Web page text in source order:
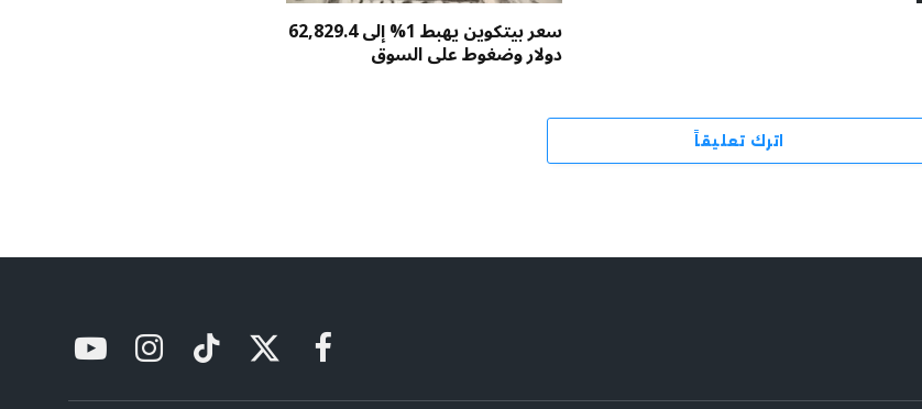
سعر بيتكوين يهبط 1% إلى 62,829.4
دولار وضغوط على السوق
اترك تعليقاً
فيسبوكX تيكتوك الانستغراميوتيوب